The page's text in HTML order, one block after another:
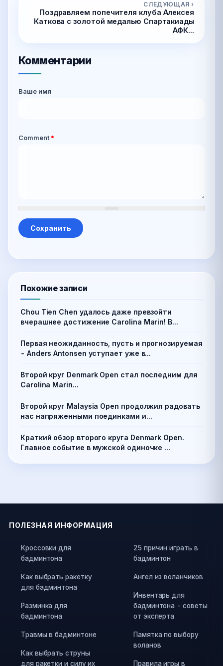
СЛЕДУЮЩАЯ ›
Поздравляем попечителя клуба Алексея
Каткова с золотой медалью Спартакиады
АФК...
Комментарии
Ваше имя
Comment *
Похожие записи
Chou Tien Chen удалось даже превзойти
вчерашнее достижение Carolina Marin! В...
Первая неожиданность, пусть и прогнозируемая
- Anders Antonsen уступает уже в...
Второй круг Denmark Open стал последним для
Carolina Marin...
Второй круг Malaysia Open продолжил радовать
нас напряженными поединками и...
Краткий обзор второго круга Denmark Open.
Главное событие в мужской одиночке ...
ПОЛЕЗНАЯ ИНФОРМАЦИЯ
Кроссовки для
бадминтона
Как выбрать ракетку
для бадминтона
Разминка для
бадминтона
Травмы в бадминтоне
Как выбрать струны
для ракетки и силу их
25 причин играть в
бадминтон
Ангел из воланчиков
Инвентарь для
бадминтона - советы
от эксперта
Памятка по выбору
воланов
Правила игры в